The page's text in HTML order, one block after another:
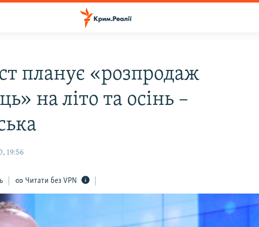
планує «розпродаж
на літо та осінь –
19:56
Читати без VPN